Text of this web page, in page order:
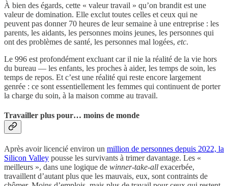
À bien des égards, cette « valeur travail » qu’on brandit est une
valeur de domination. Elle exclut toutes celles et ceux qui ne
peuvent pas donner 70 heures de leur semaine à une entreprise : les
parents, les aidants, les personnes moins jeunes, les personnes qui
ont des problèmes de santé, les personnes mal logées, etc.
Le 996 est profondément excluant car il nie la réalité de la vie hors
du bureau — les enfants, les proches à aider, les temps de soin, les
temps de repos. Et c’est une réalité qui reste encore largement
genrée : ce sont essentiellement les femmes qui continuent de porter
la charge du soin, à la maison comme au travail.
Travailler plus pour… moins de monde
Après avoir licencié environ un million de personnes depuis 2022, la
Silicon Valley pousse les survivants à trimer davantage. Les «
meilleurs », dans une logique de winner-take-all exacerbée,
travaillent d’autant plus que les mauvais, eux, sont contraints de